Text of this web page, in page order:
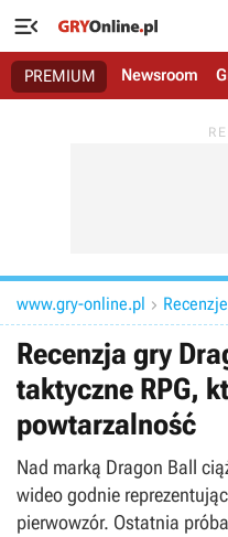

PREMIUM Newsroom
www.gry-online.pl  Recenzje
Recenzja gry
taktyczne RPG,
powtarzalność
Nad marką Dragon Ball
wideo godnie
pierwowzór. Ostatnia